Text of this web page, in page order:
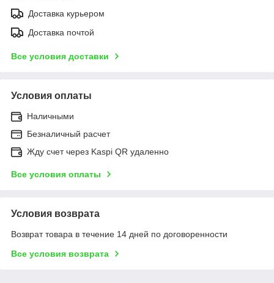
Доставка курьером
Доставка почтой
Все условия доставки
Условия оплаты
Наличными
Безналичный расчет
Жду счет через Kaspi QR удаленно
Все условия оплаты
Условия возврата
Возврат товара в течение 14 дней по договоренности
Все условия возврата